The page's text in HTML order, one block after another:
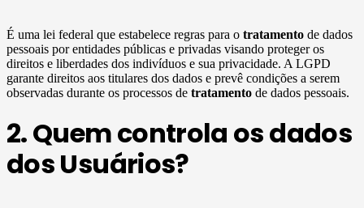
É uma lei federal que estabelece regras para o tratamento de dados
pessoais por entidades públicas e privadas visando proteger os
direitos e liberdades dos indivíduos e sua privacidade. A LGPD
garante direitos aos titulares dos dados e prevê condições a serem
observadas durante os processos de tratamento de dados pessoais.
2. Quem controla os dados
dos Usuários?